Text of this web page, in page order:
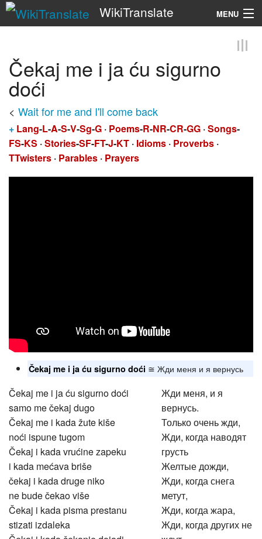
WikiTranslate MENU
Čekaj me i ja ću sigurno
doći
< Wait for me and I'll come back
+ Lang-L-A-S-V-Sg-G · Poems-R-NR-CR-GG ·Songs-
FS-KS ·Stories-SF-FT-J-KT · Idioms · Proverbs ·
TTwisters · Parables · Prayers
Čekaj me i ja ću sigurno doći ≅ Жди меня и я вернусь
Čekaj me i ja ću sigurno doći
samo me čekaj dugo
Čekaj me i kada žute kiše
noći ispune tugom
Čekaj i kada vrućine zapeku
i kada mećava briše
čekaj i kada druge niko
ne bude čekao više
Čekaj i kada pisma prestanu
stizati izdaleka
Жди меня, и я
вернусь.
Только очень жди,
Жди, когда наводят
грусть
Желтые дожди,
Жди, когда снега
метут,
Жди, когда жара,
Жди, когда других не